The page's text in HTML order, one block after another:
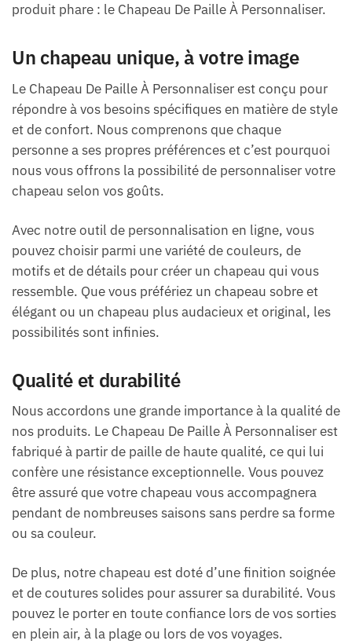
produit phare : le Chapeau De Paille À Personnaliser.
Un chapeau unique, à votre image
Le Chapeau De Paille À Personnaliser est conçu pour
répondre à vos besoins spécifiques en matière de style
et de confort. Nous comprenons que chaque
personne a ses propres préférences et c’est pourquoi
nous vous offrons la possibilité de personnaliser votre
chapeau selon vos goûts.
Avec notre outil de personnalisation en ligne, vous
pouvez choisir parmi une variété de couleurs, de
motifs et de détails pour créer un chapeau qui vous
ressemble. Que vous préfériez un chapeau sobre et
élégant ou un chapeau plus audacieux et original, les
possibilités sont infinies.
Qualité et durabilité
Nous accordons une grande importance à la qualité de
nos produits. Le Chapeau De Paille À Personnaliser est
fabriqué à partir de paille de haute qualité, ce qui lui
confère une résistance exceptionnelle. Vous pouvez
être assuré que votre chapeau vous accompagnera
pendant de nombreuses saisons sans perdre sa forme
ou sa couleur.
De plus, notre chapeau est doté d’une finition soignée
et de coutures solides pour assurer sa durabilité. Vous
pouvez le porter en toute confiance lors de vos sorties
en plein air, à la plage ou lors de vos voyages.